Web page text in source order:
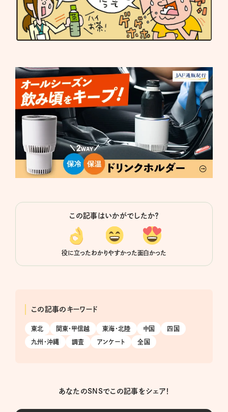
この記事はいかがでしたか？
役に立ったわかりやすかった面白かった
この記事のキーワード
東北 関東・甲信越 東海・北陸 中国 四国
九州・沖縄 調査 アンケート 全国
あなたのSNSでこの記事をシェア！